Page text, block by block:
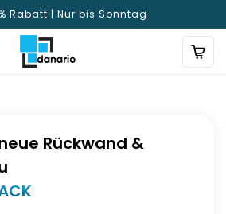
Rabatt | Nur bis Sonntag
Rückwand &